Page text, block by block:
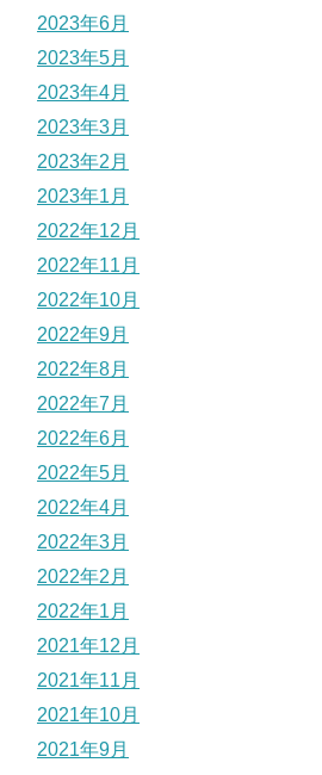
2023年6月
2023年5月
2023年4月
2023年3月
2023年2月
2023年1月
2022年12月
2022年11月
2022年10月
2022年9月
2022年8月
2022年7月
2022年6月
2022年5月
2022年4月
2022年3月
2022年2月
2022年1月
2021年12月
2021年11月
2021年10月
2021年9月